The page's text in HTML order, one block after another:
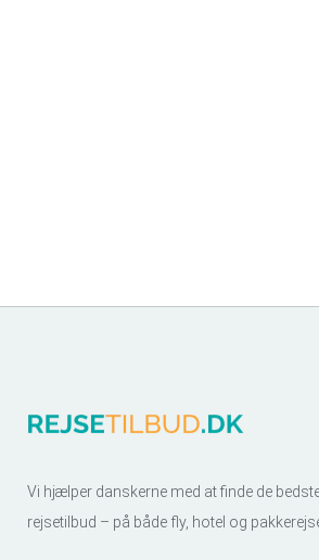
Vi hjælper danskerne med at finde de
rejsetilbud – på både fly, hotel og